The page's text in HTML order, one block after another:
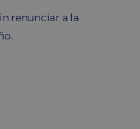
renunciar a la